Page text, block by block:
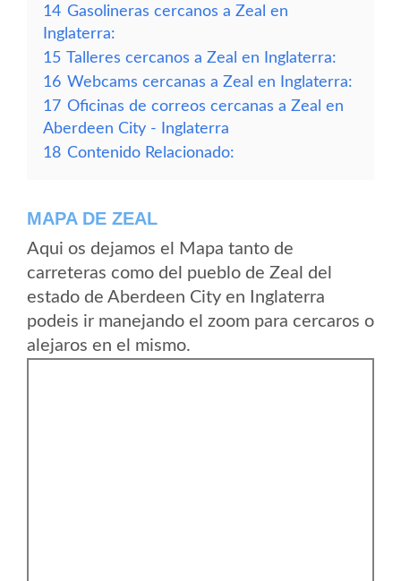
14 Gasolineras cercanos a Zeal en
Inglaterra:
15 Talleres cercanos a Zeal en Inglaterra:
16 Webcams cercanas a Zeal en Inglaterra:
17 Oficinas de correos cercanas a Zeal en
Aberdeen City - Inglaterra
18 Contenido Relacionado:
MAPA DE ZEAL
Aqui os dejamos el Mapa tanto de
carreteras como del pueblo de Zeal del
estado de Aberdeen City en Inglaterra
podeis ir manejando el zoom para cercaros o
alejaros en el mismo.